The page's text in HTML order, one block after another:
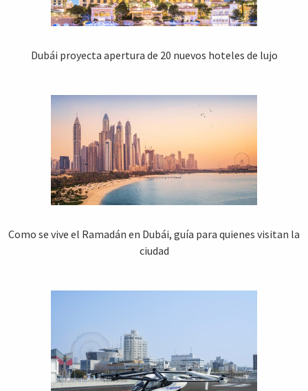
Dubái proyecta apertura de 20 nuevos hoteles de lujo
Como se vive el Ramadán en Dubái, guía para quienes visitan la
ciudad